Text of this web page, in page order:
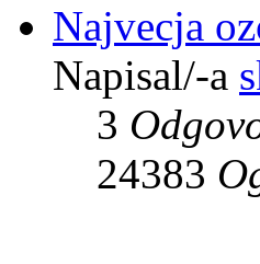
Najvecja
Napisal/-a
3
24383